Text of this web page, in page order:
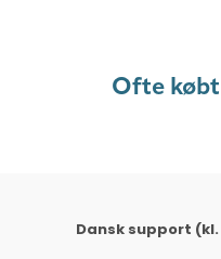
Ofte købt
Dansk support (kl.